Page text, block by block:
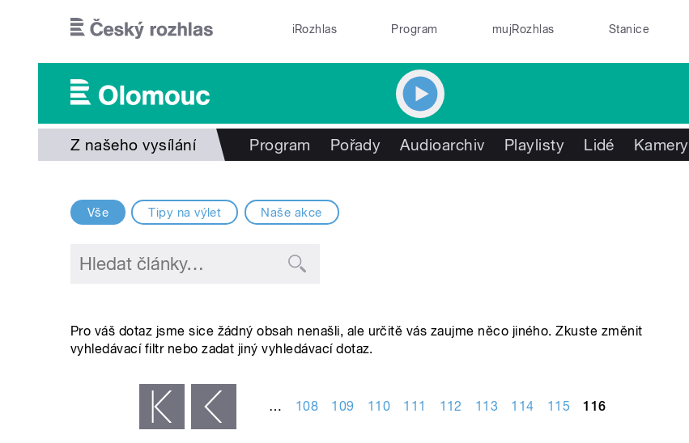
iRozhlas Program mujRozhlas Stanice
Z našeho vysílání Program Pořady Audioarchiv Playlisty Lidé Kamery
Vše Tipy na výlet Naše akce
Pro váš dotaz jsme sice žádný obsah nenašli, ale určitě vás zaujme něco jiného. Zkuste změnit
vyhledávací filtr nebo zadat jiný vyhledávací dotaz.
‹ předchozí … 108 109 110 111 112 113 114 115 116